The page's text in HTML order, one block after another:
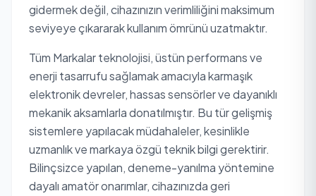
gidermek değil, cihazınızın verimliliğini maksimum
seviyeye çıkararak kullanım ömrünü uzatmaktır.
Tüm Markalar teknolojisi, üstün performans ve
enerji tasarrufu sağlamak amacıyla karmaşık
elektronik devreler, hassas sensörler ve dayanıklı
mekanik aksamlarla donatılmıştır. Bu tür gelişmiş
sistemlere yapılacak müdahaleler, kesinlikle
uzmanlık ve markaya özgü teknik bilgi gerektirir.
Bilinçsizce yapılan, deneme-yanılma yöntemine
dayalı amatör onarımlar, cihazınızda geri